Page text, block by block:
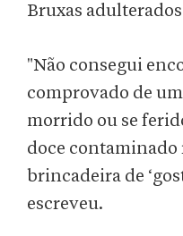
Bruxas
"Não consegui
comprovado de
morrido ou se
doce contaminado
brincadeira de
escreveu.